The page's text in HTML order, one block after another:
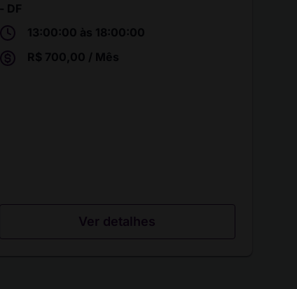
- DF
13:00:00 às 18:00:00
R$ 700,00 / Mês
Ver detalhes